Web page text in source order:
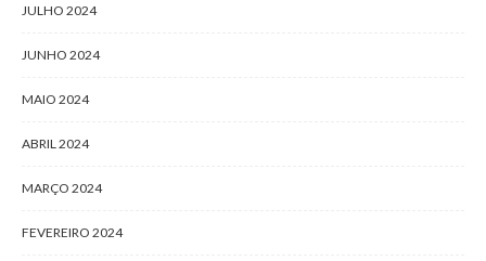
JULHO 2024
JUNHO 2024
MAIO 2024
ABRIL 2024
MARÇO 2024
FEVEREIRO 2024